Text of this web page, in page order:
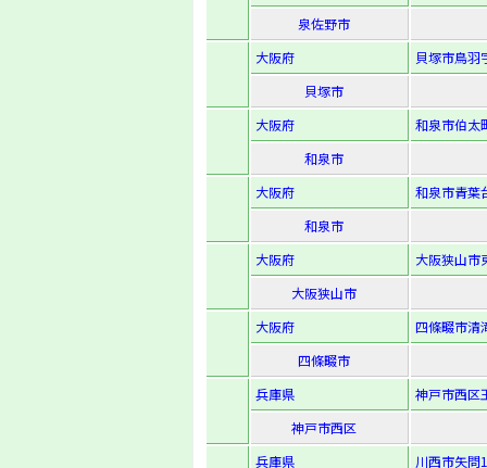
泉佐野市
大阪府
貝塚市鳥羽
貝塚市
大阪府
和泉市伯太
和泉市
大阪府
和泉市青葉
和泉市
大阪府
大阪狭山市
大阪狭山市
大阪府
四條畷市清
四條畷市
兵庫県
神戸市西区
神戸市西区
兵庫県
川西市矢問